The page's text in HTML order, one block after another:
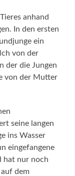
anhand
In den ersten
ein
von der
der die Jungen
von der Mutter
seine langen
ins Wasser
eingefangene
hat nur noch
dem